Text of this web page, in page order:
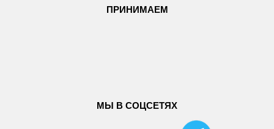
ПРИНИМАЕМ
МЫ В СОЦСЕТЯХ